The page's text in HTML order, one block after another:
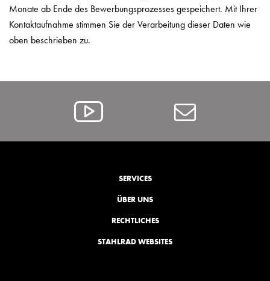
Monate ab Ende des Bewerbungsprozesses gespeichert. Mit Ihrer
Kontaktaufnahme stimmen Sie der Verarbeitung dieser Daten wie
oben beschrieben zu.
Alcar
Contact
SERVICES
ÜBER UNS
RECHTLICHES
STAHLRAD WEBSITES